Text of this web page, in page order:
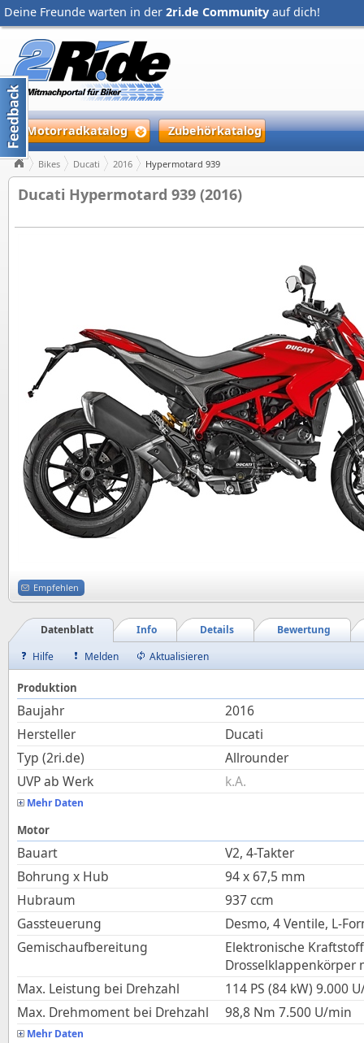
Deine Freunde warten in der 2ri.de Community auf dich!
Motorradkatalog Zubehörkatalog
Bikes Ducati 2016 Hypermotard 939
Ducati Hypermotard 939 (2016)
Empfehlen
Bewertung
Details
Info
Datenblatt
Hilfe
Melden Aktualisieren
Produktion
Baujahr
2016
Hersteller
Ducati
Typ (2ri.de)
Allrounder
UVP ab Werk
k.A.
Mehr Daten
Motor
Bauart
V2, 4-Takter
Bohrung x Hub
94x 67,5 mm
Hubraum
937 ccm
Gassteuerung
Desmo, 4 Ventile, L-
Gemischaufbereitung
Elektronische
Drosselklappenkörper
Max. Leistung bei Drehzahl
114 PS (84 kW) 9.000
Max. Drehmoment bei Drehzahl
98,8 Nm 7.500 U/min
Mehr Daten